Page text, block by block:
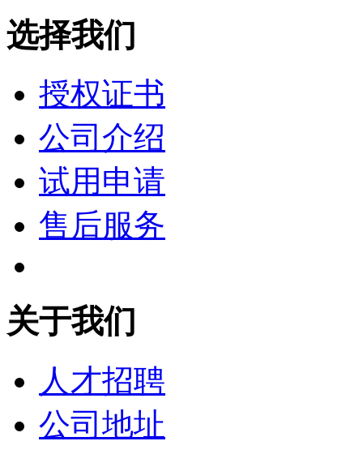
选择我们
授权证书
公司介绍
试用申请
售后服务
关于我们
人才招聘
公司地址